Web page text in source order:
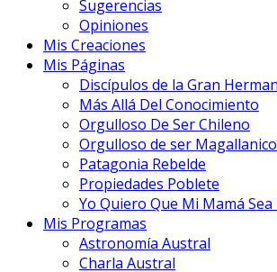
Sugerencias
Opiniones
Mis Creaciones
Mis Páginas
Discípulos de la Gran
Más Allá Del Conocimiento
Orgulloso De Ser Chileno
Orgulloso de ser Magallanico
Patagonia Rebelde
Propiedades Poblete
Yo Quiero Que Mi Mamá Sea
Mis Programas
Astronomía Austral
Charla Austral